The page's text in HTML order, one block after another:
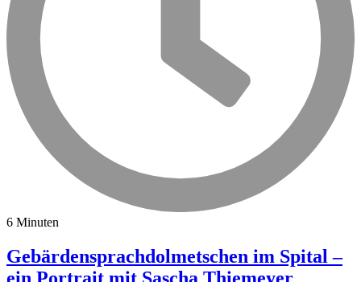
6 Minuten
Gebärdensprachdolmetschen im Spital –